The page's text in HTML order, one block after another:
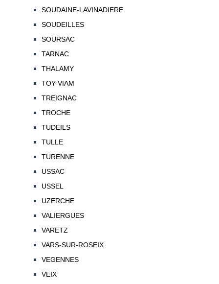
SOUDAINE-LAVINADIERE
SOUDEILLES
SOURSAC
TARNAC
THALAMY
TOY-VIAM
TREIGNAC
TROCHE
TUDEILS
TULLE
TURENNE
USSAC
USSEL
UZERCHE
VALIERGUES
VARETZ
VARS-SUR-ROSEIX
VEGENNES
VEIX